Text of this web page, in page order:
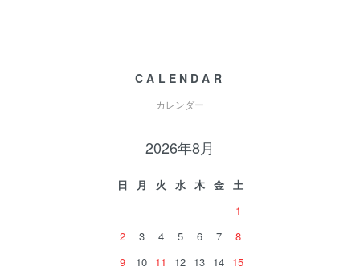
CALENDAR
カレンダー
2026年8月
日 月 火 水 木 金
土
1
2
3 4 5 6 7
8
9
10 11 12 13 14 15